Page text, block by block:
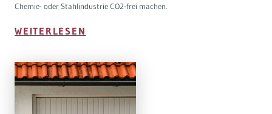
Chemie- oder Stahlindustrie CO2-frei machen.
WEITERLESEN